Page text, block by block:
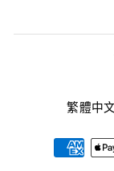
語
言
繁體中文